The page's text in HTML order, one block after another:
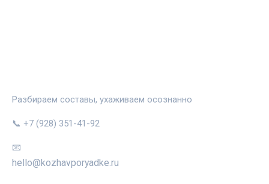
Разбираем составы, ухаживаем осознанно
📞 +7 (928) 351-41-92
📧
hello@kozhavporyadke.ru